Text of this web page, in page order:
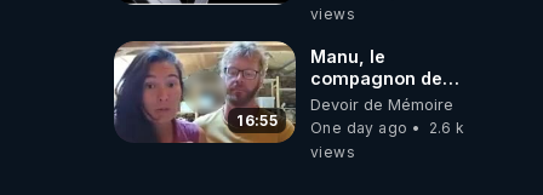
views
16:55
Manu, le
compagnon de
Kyria, raconte sa
garde à vue
musclée.
Devoir de Mémoire
One day ago
2.6 k
views